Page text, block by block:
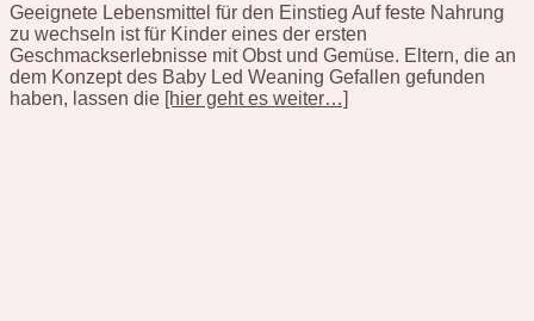
Geeignete Lebensmittel für den Einstieg Auf feste Nahrung
zu wechseln ist für Kinder eines der ersten
Geschmackserlebnisse mit Obst und Gemüse. Eltern, die an
dem Konzept des Baby Led Weaning Gefallen gefunden
haben, lassen die [hier geht es weiter…]